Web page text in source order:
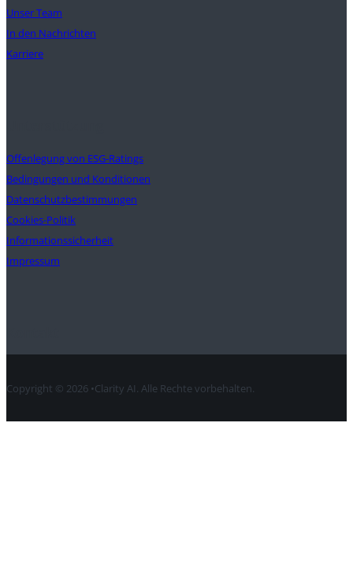
Unser Team
In den Nachrichten
Karriere
Offenlegung von ESG-Ratings
Bedingungen und Konditionen
Datenschutzbestimmungen
Cookies-Politik
Informationssicherheit
Impressum
Copyright © 2026 •Clarity AI. Alle Rechte vorbehalten.